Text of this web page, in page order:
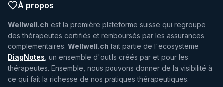
À propos
Wellwell.ch est la première plateforme suisse qui regroupe
des thérapeutes certifiés et remboursés par les assurances
complémentaires. Wellwell.ch fait partie de l'écosystème
DiagNotes , un ensemble d'outils créés par et pour les
thérapeutes. Ensemble, nous pouvons donner de la visibilité à
ce qui fait la richesse de nos pratiques thérapeutiques.